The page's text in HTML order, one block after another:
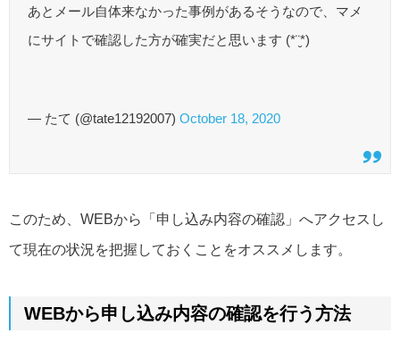
あとメール自体来なかった事例があるそうなので、マメ
にサイトで確認した方が確実だと思います (*¨̮*)
— たて (@tate12192007) October 18, 2020
このため、WEBから「申し込み内容の確認」へアクセスし
て現在の状況を把握しておくことをオススメします。
WEBから申し込み内容の確認を行う方法